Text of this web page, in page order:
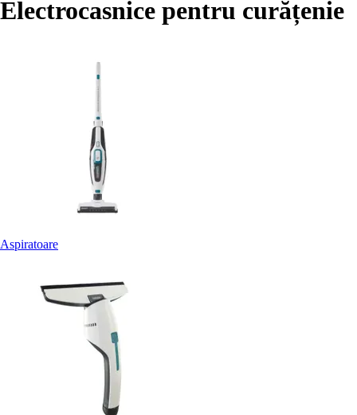
Electrocasnice pentru curățenie
Aspiratoare